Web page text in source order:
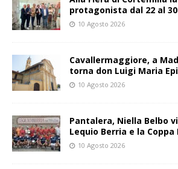
protagonista dal 22 al
10 Agosto 2026
Cavallermaggiore, a
torna don Luigi Maria
10 Agosto 2026
Pantalera, Niella Belbo
Lequio Berria e la Coppa
10 Agosto 2026